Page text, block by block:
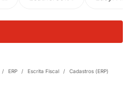
/ ERP / Escrita Fiscal / Cadastros (ERP)